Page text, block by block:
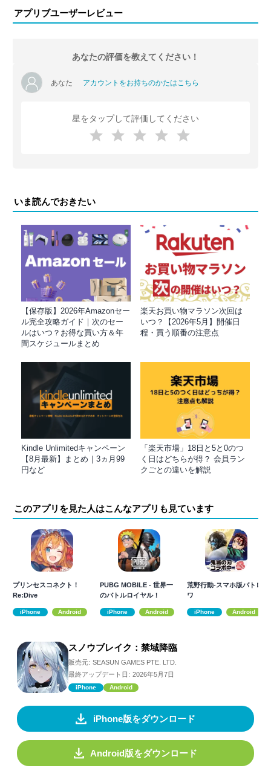
アプリブユーザーレビュー
あなたの評価を教えてください！
あなた アカウントをお持ちのかたはこちら
星をタップして評価してください
いま読んでおきたい
【保存版】2026年Amazonセー
ル完全攻略ガイド｜次のセー
ルはいつ？お得な買い方＆年
間スケジュールまとめ
楽天お買い物マラソン次回は
いつ？【2026年5月】開催日
程・買う順番の注意点
Kindle Unlimitedキャンペーン
【8月最新】まとめ｜3ヵ月99
円など
「楽天市場」18日と5と0のつ
く日はどちらが得？ 会員ラン
クごとの違いを解説
このアプリを見た人はこんなアプリも見ています
プリンセスコネクト！
Re:Dive
iPhone Android
PUBG MOBILE - 世界一
のバトルロイヤル！
iPhone Android
荒野行動-スマホ版バトロ
ワ
iPhone Android
スノウブレイク：禁域降臨
販売元: SEASUN GAMES PTE. LTD.
最終アップデート日: 2026年5月7日
iPhone Android
iPhone版をダウンロード
Android版をダウンロード